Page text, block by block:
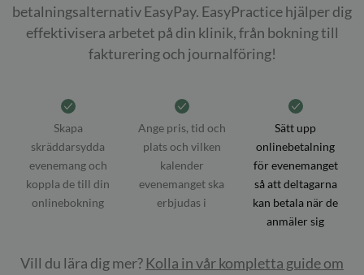
betalningsalternativ EasyPay. EasyPractice hjälper dig
effektivisera arbetet på din klinik, från bokning till
fakturering och journalföring!
Skapa
skräddarsydda
evenemang och
koppla de till din
onlinebokning
Ange pris, tid och
plats och vilken
kalender
evenemanget ska
erbjudas i
Sätt upp
onlinebetalning
för evenemanget
så att deltagarna
kan betala när de
anmäler sig
Vill du lära dig mer? Kolla in vår kompletta guide om